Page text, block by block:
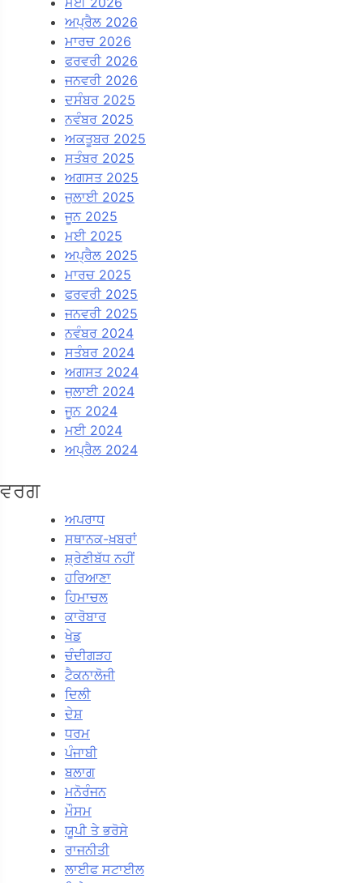
ਅਪ੍ਰੈਲ 2026
ਮਾਰਚ 2026
ਫਰਵਰੀ 2026
ਜਨਵਰੀ 2026
ਦਸੰਬਰ 2025
ਨਵੰਬਰ 2025
ਅਕਤੂਬਰ 2025
ਸਤੰਬਰ 2025
ਅਗਸਤ 2025
ਜੁਲਾਈ 2025
ਜੂਨ 2025
ਮਈ 2025
ਅਪ੍ਰੈਲ 2025
ਮਾਰਚ 2025
ਫਰਵਰੀ 2025
ਜਨਵਰੀ 2025
ਨਵੰਬਰ 2024
ਸਤੰਬਰ 2024
ਅਗਸਤ 2024
ਜੁਲਾਈ 2024
ਜੂਨ 2024
ਮਈ 2024
ਅਪ੍ਰੈਲ 2024
ਵਰਗ
ਅਪਰਾਧ
ਸਥਾਨਕ-ਖ਼ਬਰਾਂ
ਸ਼੍ਰੇਣੀਬੱਧ ਨਹੀਂ
ਹਰਿਆਣਾ
ਹਿਮਾਚਲ
ਕਾਰੋਬਾਰ
ਖੇਡ
ਚੰਦੀਗੜਹ
ਟੈਕਨਾਲੋਜੀ
ਦਿਲੀ
ਦੇਸ਼
ਧਰਮ
ਪੰਜਾਬੀ
ਬਲਾਗ
ਮਨੋਰੰਜਨ
ਮੌਸਮ
ਯੂਪੀ ਤੇ ਭਰੋਸੇ
ਰਾਜਨੀਤੀ
ਲਾਈਫ ਸਟਾਈਲ